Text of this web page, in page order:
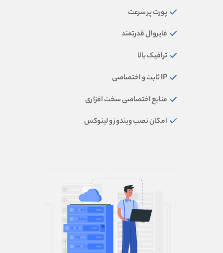
پورت پر سرعت
فایروال قدرتمند
ترافیک بالا
IP ثابت و اختصاصی
منابع اختصاصی سخت افزاری
امکان نصب ویندوز و لینوکس